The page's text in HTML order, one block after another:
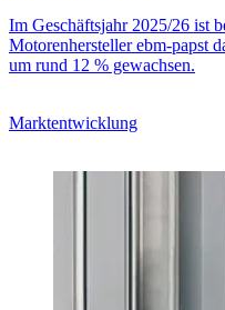
Im Geschäftsjahr 2025/26 ist
Motorenhersteller ebm-papst
um rund 12 % gewachsen.
Marktentwicklung